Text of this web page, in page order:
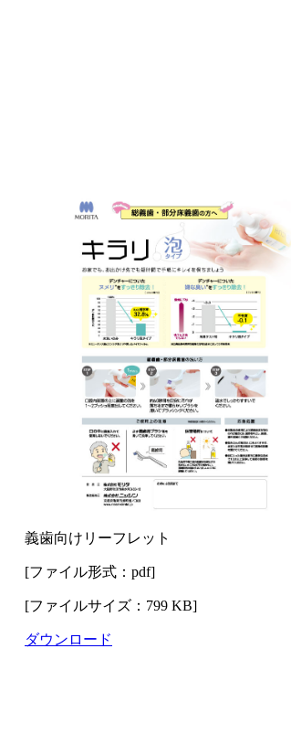
義歯向けリーフレット
[ファイル形式：pdf]
[ファイルサイズ：799 KB]
ダウンロード